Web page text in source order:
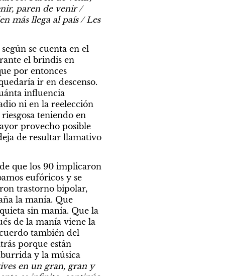
paren de venir /
más llega al país / Les
se cuenta en el
el brindis en
por entonces
ir en descenso.
influencia
ni en la reelección
teniendo en
provecho posible
de resultar llamativo
que los 90 implicaron
eufóricos y se
trastorno bipolar,
la manía. Que
sin manía. Que la
de la manía viene la
también del
porque están
y la música
en un gran, gran y